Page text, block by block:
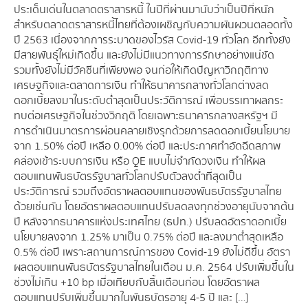
ประเด็นเด่นในตลาดตราสารหนี้ ในปีที่ผ่านมานับว่าเป็นปีที่หนัก
สำหรับตลาดตราสารหนี้ไทยที่ต้องเผชิญกับความผันผวนตลอดทั้ง
ปี 2563 เนื่องจากการระบาดของไวรัส Covid-19 ทั่วโลก อีกทั้งยัง
มีสายพันธุ์ใหม่เกิดขึ้น และยังไม่มีแนวทางการรักษาอย่างแน่ชัด
รวมทั้งยังไม่มีวัคซีนที่เพียงพอ จนก่อให้เกิดปัญหาวิกฤติทาง
เศรษฐกิจและตลาดการเงิน ทำให้ธนาคารกลางทั่วโลกต่างลด
ดอกเบี้ยลงมาในระดับต่ำสุดเป็นประวัติการณ์ เพื่อบรรเทาผลกระ
ทบต่อเศรษฐกิจในช่วงวิกฤติ โดยเฉพาะธนาคารกลางสหรัฐฯ มี
การดำเนินมาตรการผ่อนคลายเชิงรุกด้วยการลดดอกเบี้ยนโยบาย
จาก 1.50% ต่อปี เหลือ 0.00% ต่อปี และประกาศทำอัดฉีดสภาพ
คล่องเข้าระบบการเงิน หรือ QE แบบไม่จำกัดวงเงิน ทำให้ผล
ตอบแทนพันธบัตรรัฐบาลทั่วโลกปรับตัวลงต่ำที่สุดเป็น
ประวัติการณ์ รวมถึงอัตราผลตอบแทนของพันธบัตรรัฐบาลไทย
ด้วยเช่นกัน โดยอัตราผลตอบแทนปรับลดลงทุกช่วงอายุนับจากต้น
ปี หลังจากธนาคารแห่งประเทศไทย (ธปท.) ปรับลดอัตราดอกเบี้ย
นโยบายลงจาก 1.25% มาเป็น 0.75% ต่อปี และลงมาต่ำสุดเหลือ
0.5% ต่อปี เพราะสถานการณ์การของ Covid-19 ยังไม่ดีขึ้น อัตรา
ผลตอบแทนพันธบัตรรัฐบาลไทยในเดือน ม.ค. 2564 ปรับเพิ่มขึ้นใน
ช่วงไม่เกิน +10 bp เมื่อเทียบกับสิ้นเดือนก่อน โดยอัตราผล
ตอบแทนปรับเพิ่มขึ้นมากในพันธบัตรอายุ 4-5 ปี และ […]